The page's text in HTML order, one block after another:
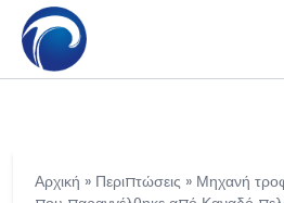
Αρχική » Περιπτώσεις » Μηχανή